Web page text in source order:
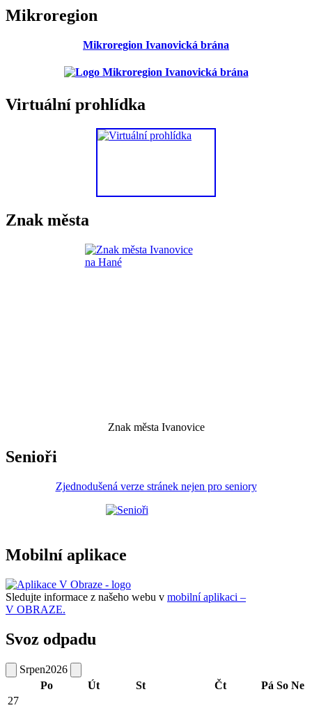
Mikroregion
Mikroregion Ivanovická brána
Virtuální prohlídka
Znak města
Znak města Ivanovice
Senioři
Zjednodušená verze stránek nejen pro seniory
Mobilní aplikace
Sledujte informace z našeho webu v mobilní aplikaci –
V OBRAZE.
Svoz odpadu
Srpen2026
Po
Út St Čt Pá So Ne
27